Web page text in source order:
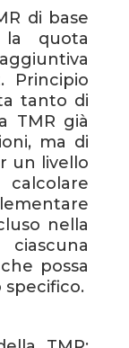
di base
quota
Principio
tanto di
TMR già
ma di
un livello
nella
possa
specifico.